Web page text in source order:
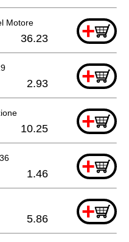
Motore +
36.23
+
2.93
+
10.25
+
1.46
+
5.86